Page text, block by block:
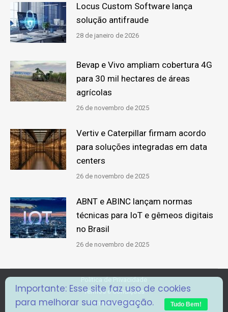
Locus Custom Software lança
solução antifraude
28 de janeiro de 2026
Bevap e Vivo ampliam cobertura 4G
para 30 mil hectares de áreas
agrícolas
26 de novembro de 2025
Vertiv e Caterpillar firmam acordo
para soluções integradas em data
centers
26 de novembro de 2025
ABNT e ABINC lançam normas
técnicas para IoT e gêmeos digitais
no Brasil
26 de novembro de 2025
Politica de Privacidade
Termos e Condições
Formulário RGPD
Importante: Esse site faz uso de cookies
para melhorar sua navegação.
Tudo Bem!